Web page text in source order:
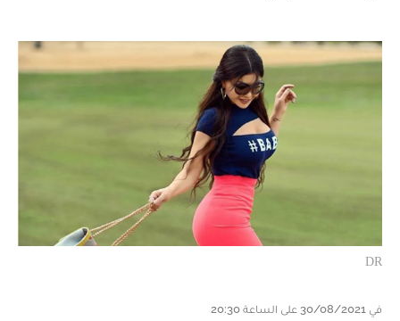
DR
في 30/08/2021 على الساعة 20:30